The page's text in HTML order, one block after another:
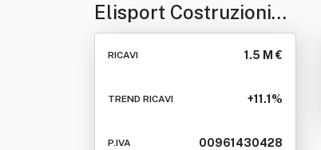
Elisport Costruzioni
Srl
RICAVI 1.5 M €
TREND RICAVI +11.1%
P.IVA 00961430428